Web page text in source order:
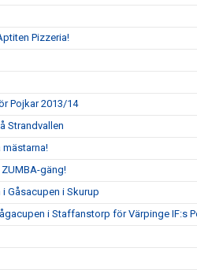
Pizzeria!
Pojkar 2013/14
Strandvallen
mästarna!
gäng!
Gåsacupen i Skurup
i Staffanstorp för Värpinge IF:s